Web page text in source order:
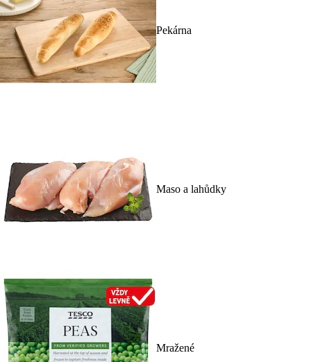
Pekárna
Maso a lahůdky
Mražené